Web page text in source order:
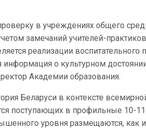
в учреждениях общего
замечаний учителей-
реализации воспитательного
о культурном
Академии образования.
Беларуси в контексте
поступающих в профильные 10-
уровня размещаются, как